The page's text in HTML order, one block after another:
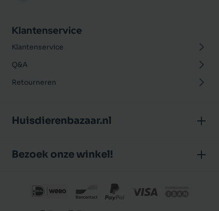
Klantenservice
Klantenservice
Q&A
Retourneren
Huisdierenbazaar.nl
Klantbeoordelingen
Bezoek onze winkel!
J.P. Poelstraat 8